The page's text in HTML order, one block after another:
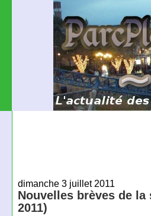
dimanche 3 juillet 2011
Nouvelles brèves de
2011)